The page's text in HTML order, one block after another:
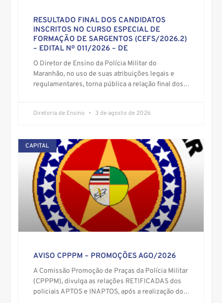
RESULTADO FINAL DOS CANDIDATOS
INSCRITOS NO CURSO ESPECIAL DE
FORMAÇÃO DE SARGENTOS (CEFS/2026.2)
– EDITAL Nº 011/2026 – DE
O Diretor de Ensino da Polícia Militar do
Maranhão, no uso de suas atribuições legais e
regulamentares, torna pública a relação final dos
Diretoria de Ensino 3 de agosto de 2026
CAPITAL
AVISO CPPPM – PROMOÇÕES AGO/2026
A Comissão Promoção de Praças da Polícia Militar
(CPPPM), divulga as relações RETIFICADAS dos
policiais APTOS e INAPTOS, após a realização do